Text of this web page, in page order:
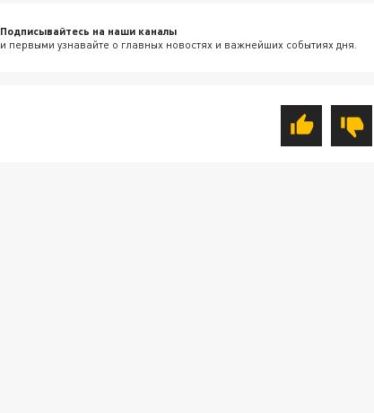
Подписывайтесь на наши каналы
и первыми узнавайте о главных новостях и важнейших событиях дня.